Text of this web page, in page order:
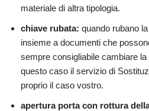
materiale di altra tipologia.
chiave rubata: quando rubano
insieme a documenti che
sempre consigliabile cambiare
questo caso il servizio di
proprio il caso vostro.
apertura porta con rottura